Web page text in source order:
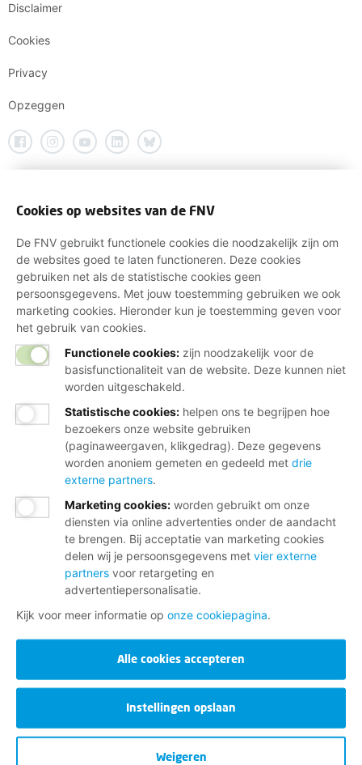
Disclaimer
Cookies
Privacy
Opzeggen
Cookies op websites van de FNV
De FNV gebruikt functionele cookies die noodzakelijk zijn om
de websites goed te laten functioneren. Deze cookies
gebruiken net als de statistische cookies geen
persoonsgegevens. Met jouw toestemming gebruiken we ook
marketing cookies. Hieronder kun je toestemming geven voor
het gebruik van cookies.
Functionele cookies: zijn noodzakelijk voor de
basisfunctionaliteit van de website. Deze kunnen niet
worden uitgeschakeld.
Statistische cookies: helpen ons te begrijpen hoe
bezoekers onze website gebruiken
(paginaweergaven, klikgedrag). Deze gegevens
worden anoniem gemeten en gedeeld met drie
externe partners.
Marketing cookies: worden gebruikt om onze
diensten via online advertenties onder de aandacht
te brengen. Bij acceptatie van marketing cookies
delen wij je persoonsgegevens met vier externe
partners voor retargeting en
advertentiepersonalisatie.
Kijk voor meer informatie op onze cookiepagina.
Alle cookies accepteren
Instellingen opslaan
Weigeren